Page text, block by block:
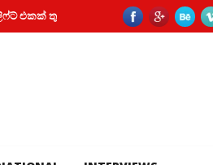
සිර වූ කත පියා සහ පුතා අතර